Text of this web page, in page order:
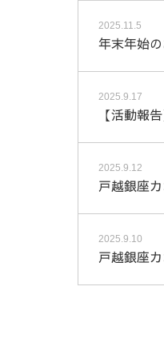
2025.11.5
年末年始
2025.9.17
【活動報
2025.9.12
戸越銀座
2025.9.10
戸越銀座